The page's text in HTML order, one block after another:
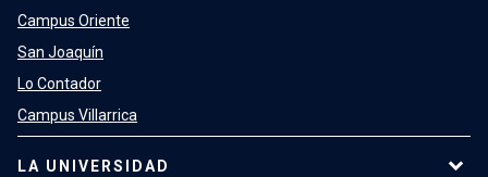
Campus Oriente
San Joaquín
Lo Contador
Campus Villarrica
LA UNIVERSIDAD